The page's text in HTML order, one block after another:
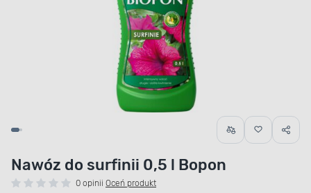
Nawóz do surfinii 0,5 l Bopon
0 opinii Oceń produkt